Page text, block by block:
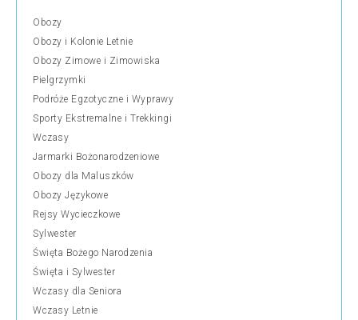
Obozy
Obozy i Kolonie Letnie
Obozy Zimowe i Zimowiska
Pielgrzymki
Podróże Egzotyczne i Wyprawy
Sporty Ekstremalne i Trekkingi
Wczasy
Jarmarki Bożonarodzeniowe
Obozy dla Maluszków
Obozy Językowe
Rejsy Wycieczkowe
Sylwester
Święta Bożego Narodzenia
Święta i Sylwester
Wczasy dla Seniora
Wczasy Letnie